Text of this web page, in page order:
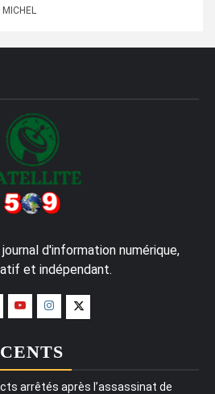
d'information numérique,
et indépendant.
arrêtés après l’assassinat de